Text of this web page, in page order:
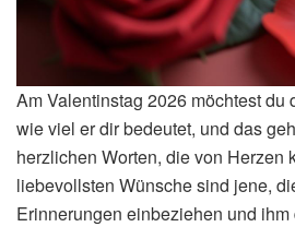
Am Valentinstag 2026 möchtest du
wie viel er dir bedeutet, und das
herzlichen Worten, die von Herzen
liebevollsten Wünsche sind jene,
Erinnerungen einbeziehen und